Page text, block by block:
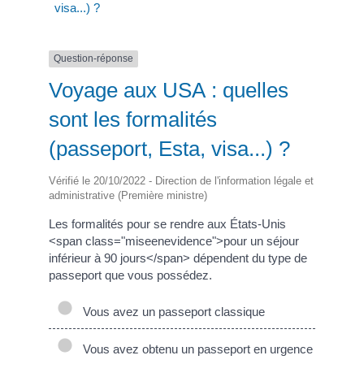
visa...) ?
Question-réponse
Voyage aux USA : quelles
sont les formalités
(passeport, Esta, visa...) ?
Vérifié le 20/10/2022 - Direction de l'information légale et
administrative (Première ministre)
Les formalités pour se rendre aux États-Unis
<span class="miseenevidence">pour un séjour
inférieur à 90 jours</span> dépendent du type de
passeport que vous possédez.
Vous avez un passeport classique
Vous avez obtenu un passeport en urgence